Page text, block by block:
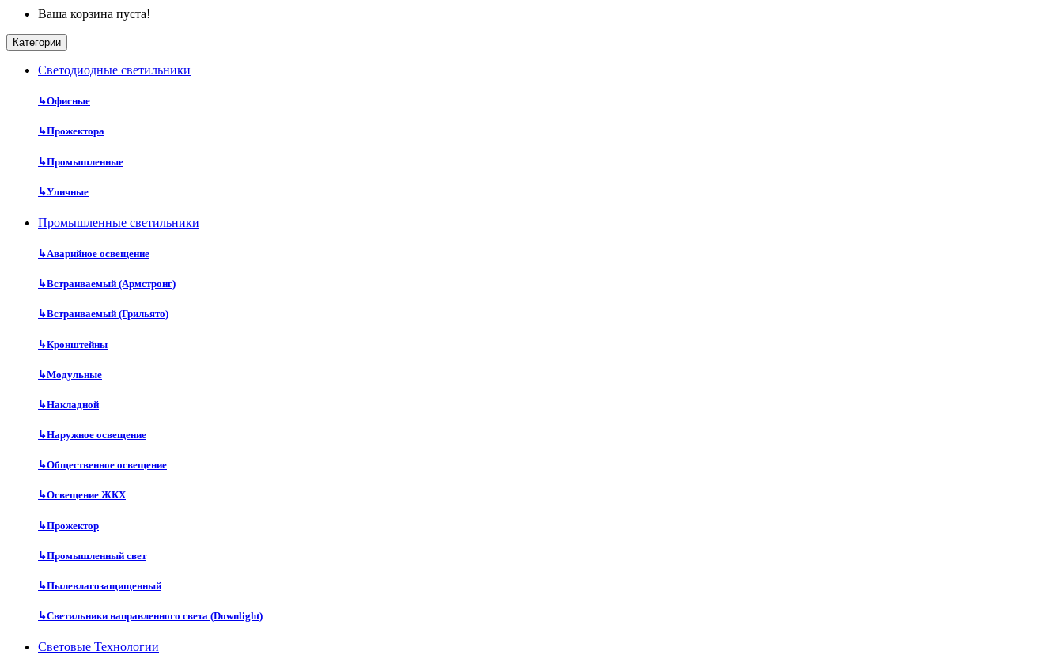
Ваша корзина пуста!
Категории
Cветодиодные светильники
↳Офисные
↳Прожектора
↳Промышленные
↳Уличные
Промышленные светильники
↳Аварийное освещение
↳Встраиваемый (Армстронг)
↳Встраиваемый (Грильято)
↳Кронштейны
↳Модульные
↳Накладной
↳Наружное освещение
↳Общественное освещение
↳Освещение ЖКХ
↳Прожектор
↳Промышленный свет
↳Пылевлагозащищенный
↳Светильники направленного света (Downlight)
Световые Технологии